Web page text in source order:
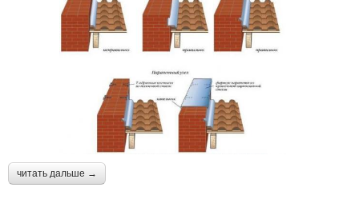
читать дальше →